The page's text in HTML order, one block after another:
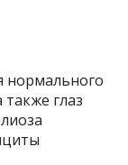
нормального
глаз